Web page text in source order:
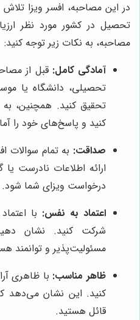
در این مصاحبه، افسر ویزا
تحصیل در کشور مورد نظر
مصاحبه، به نکات زیر توجه کنید:
آمادگی کامل: قبل از
تحصیلی، دانشگاه یا
تحقیق کنید. همچنین، به
کنید و پاسخ‌های خود را
صداقت: به تمام سوالات
ارائه اطلاعات نادرست یا
درخواست ویزای شما شود.
اعتماد به نفس: با
شرکت کنید. نشان
مسئولیت‌پذیر و توانمند
ظاهر مناسب: با ظاهری
کنید. این نشان می‌دهد
قائل هستید.